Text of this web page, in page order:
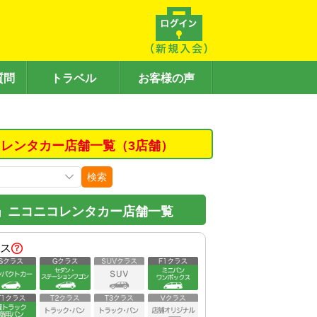
問 トラベル お客様の声
ンタカー店舗一覧（3店舗）
検索
ニコニコレンタカー店舗一覧